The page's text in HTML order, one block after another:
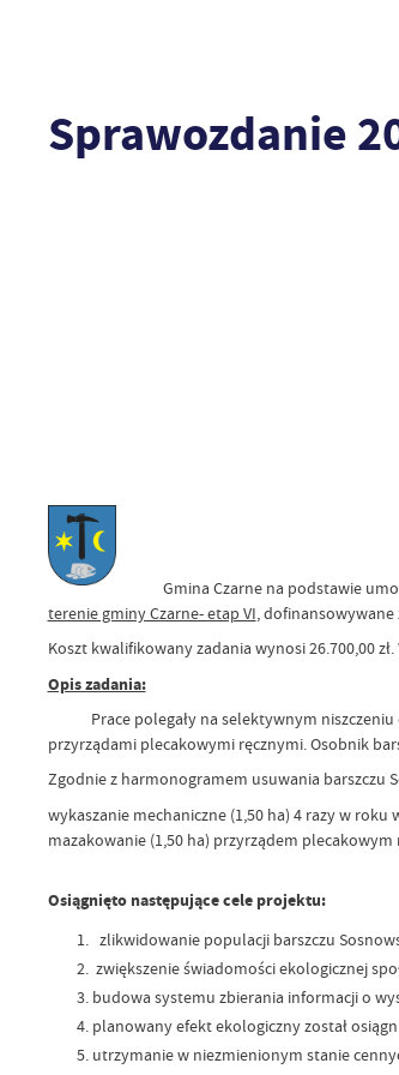
Sprawozdanie
Gmina Czarne na podstawie umowy
terenie gminy Czarne- etap VI, dofinansowywane
Koszt kwalifikowany zadania wynosi 26.700,00
Opis zadania:
Prace polegały na selektywnym niszczeniu
przyrządami plecakowymi ręcznymi. Osobnik
Zgodnie z harmonogramem usuwania barszczu
wykaszanie mechaniczne (1,50 ha) 4 razy w roku
mazakowanie (1,50 ha) przyrządem plecakowym
Osiągnięto następujące cele projektu:
zlikwidowanie populacji barszczu
zwiększenie świadomości ekologicznej
budowa systemu zbierania informacji o
planowany efekt ekologiczny został
utrzymanie w niezmienionym stanie